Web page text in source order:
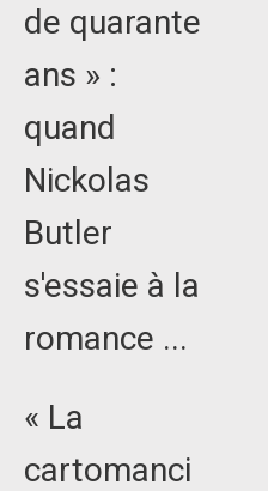
de quarante
ans » :
quand
Nickolas
Butler
s'essaie à la
romance ...
« La
cartomanci